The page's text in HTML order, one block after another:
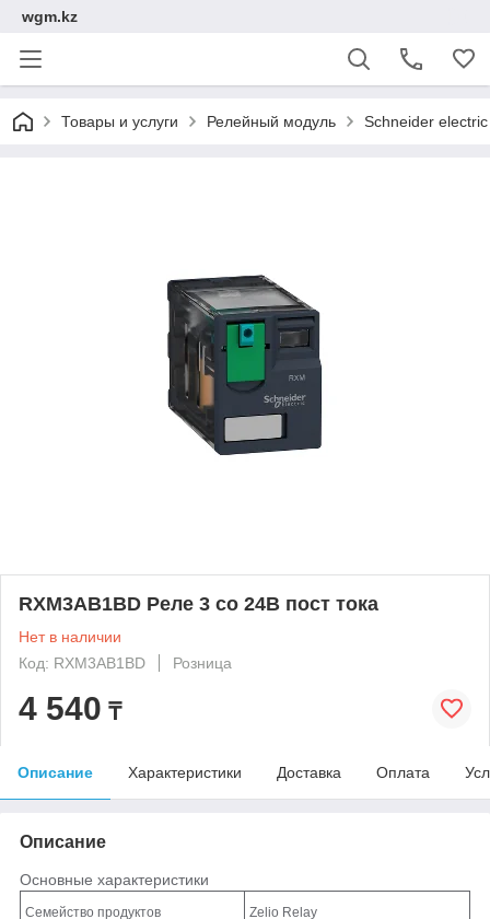
wgm.kz
Товары и услуги Релейный модуль Schneider electric
RXM3AB1BD Реле 3 co 24В пост тока
Нет в наличии
Код: RXM3AB1BD
Розница
4 540 ₸
Описание Характеристики Доставка Оплата
Описание
Основные характеристики
Семейство продуктов Zelio Relay